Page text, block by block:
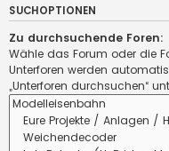
SUCHOPTIONEN
Zu durchsuchende Foren:
Wähle das Forum oder die
Unterforen werden
„Unterforen durchsuchen“